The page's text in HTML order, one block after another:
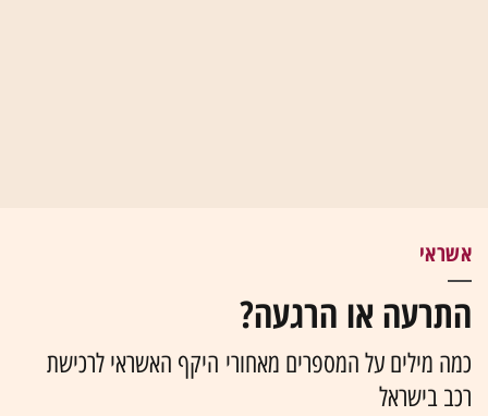
אשראי
התרעה או הרגעה?
כמה מילים על המספרים מאחורי היקף האשראי לרכישת
רכב בישראל